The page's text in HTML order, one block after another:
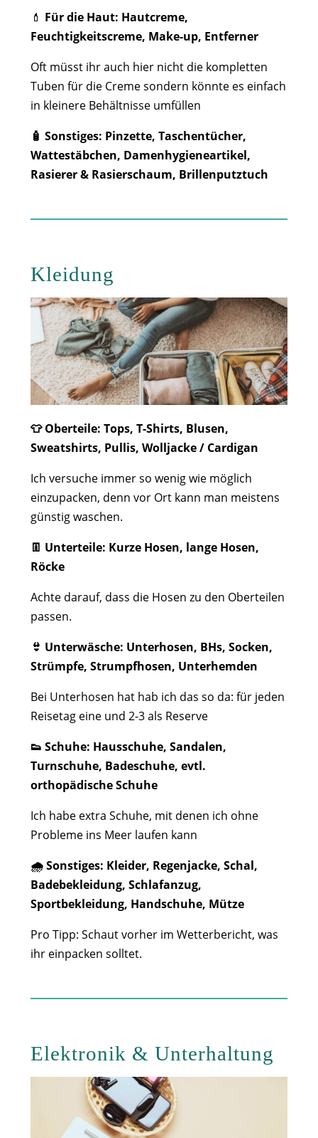
💄 Für die Haut: Hautcreme,
Feuchtigkeitscreme, Make-up, Entferner
Oft müsst ihr auch hier nicht die kompletten
Tuben für die Creme sondern könnte es einfach
in kleinere Behältnisse umfüllen
🧴 Sonstiges: Pinzette, Taschentücher,
Wattestäbchen, Damenhygieneartikel,
Rasierer & Rasierschaum, Brillenputztuch
Kleidung
👕 Oberteile: Tops, T-Shirts, Blusen,
Sweatshirts, Pullis,Wolljacke / Cardigan
Ich versuche immer so wenig wie möglich
einzupacken, denn vor Ort kann man meistens
günstig waschen.
👖 Unterteile: Kurze Hosen, lange Hosen,
Röcke
Achte darauf, dass die Hosen zu den Oberteilen
passen.
👙 Unterwäsche: Unterhosen, BHs, Socken,
Strümpfe, Strumpfhosen, Unterhemden
Bei Unterhosen hat hab ich das so da: für jeden
Reisetag eine und 2-3 als Reserve
👟 Schuhe: Hausschuhe, Sandalen,
Turnschuhe, Badeschuhe, evtl.
orthopädische Schuhe
Ich habe extra Schuhe, mit denen ich ohne
Probleme ins Meer laufen kann
🌧️ Sonstiges: Kleider, Regenjacke, Schal,
Badebekleidung, Schlafanzug,
Sportbekleidung, Handschuhe, Mütze
Pro Tipp: Schaut vorher im Wetterbericht, was
ihr einpacken solltet.
Elektronik & Unterhaltung